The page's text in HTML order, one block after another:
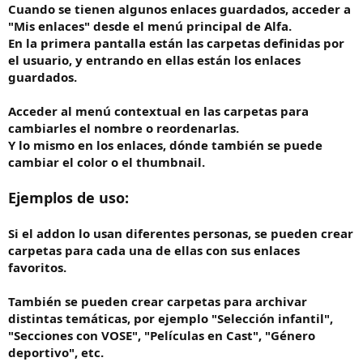
Cuando se tienen algunos enlaces guardados, acceder a
"Mis enlaces" desde el menú principal de Alfa.
En la primera pantalla están las carpetas definidas por
el usuario, y entrando en ellas están los enlaces
guardados.
Acceder al menú contextual en las carpetas para
cambiarles el nombre o reordenarlas.
Y lo mismo en los enlaces, dónde también se puede
cambiar el color o el thumbnail.
Ejemplos de uso:
Si el addon lo usan diferentes personas, se pueden crear
carpetas para cada una de ellas con sus enlaces
favoritos.
También se pueden crear carpetas para archivar
distintas temáticas, por ejemplo "Selección infantil",
"Secciones con VOSE", "Películas en Cast", "Género
deportivo", etc.